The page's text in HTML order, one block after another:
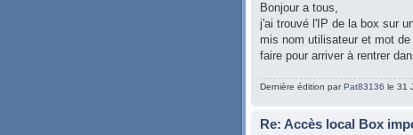
Bonjour a tous,
j'ai trouvé l'IP de la box sur
mis nom utilisateur et mot
faire pour arriver à rentrer
Dernière édition parPat83136 le 31
Re: Accès local Box